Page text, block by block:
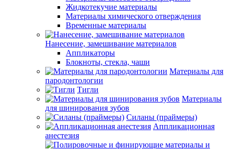
Жидкотекучие материалы
Материалы химического отверждения
Временные материалы
Нанесение, замешивание материалов
Аппликаторы
Блокноты, стекла, чаши
Материалы для
пародонтологии
Тигли
Материалы
для шинирования зубов
Силаны (праймеры)
Аппликационная
анестезия